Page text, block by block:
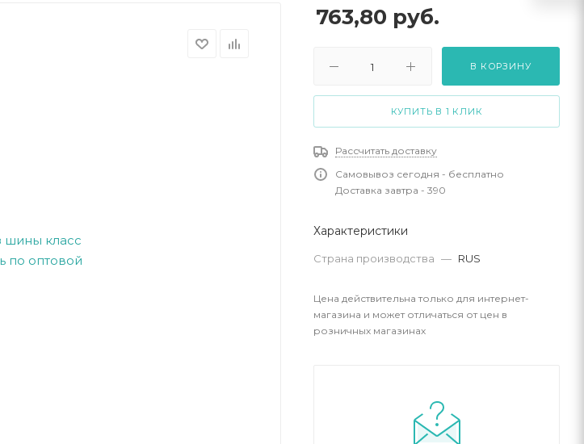
763,80 руб.
В КОРЗИНУ
КУПИТЬ В 1 КЛИК
Рассчитать доставку
Самовывоз сегодня - бесплатно
Доставка завтра - 390
Характеристики
Страна производства — RUS
Цена действительна только для интернет-
магазина и может отличаться от цен в
розничных магазинах